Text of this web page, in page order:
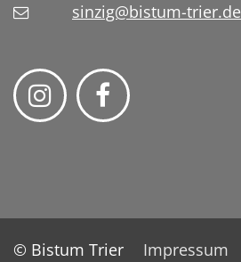
sinzig@bistum-trier.de
© Bistum Trier
Impressum